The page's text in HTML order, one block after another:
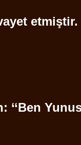
etmiştir.
‘‘Ben